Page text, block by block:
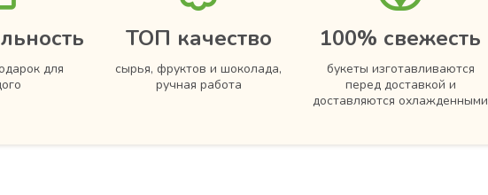
для
ТОП качество
сырья, фруктов и шоколада,
ручная работа
100% свежесть
букеты изготавливаются
перед доставкой и
доставляются охлажденными